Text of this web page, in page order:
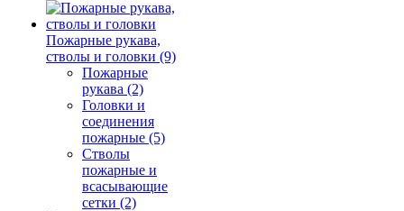
Пожарные рукава,
стволы и головки (9)
Пожарные
рукава (2)
Головки и
соединения
пожарные (5)
Стволы
пожарные и
всасывающие
сетки (2)